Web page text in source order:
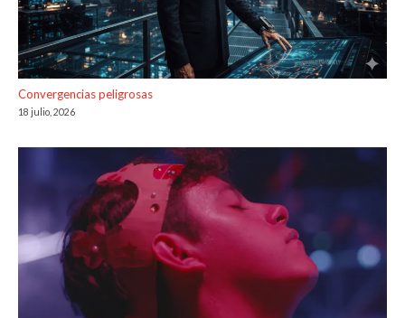
Convergencias peligrosas
18 julio, 2026